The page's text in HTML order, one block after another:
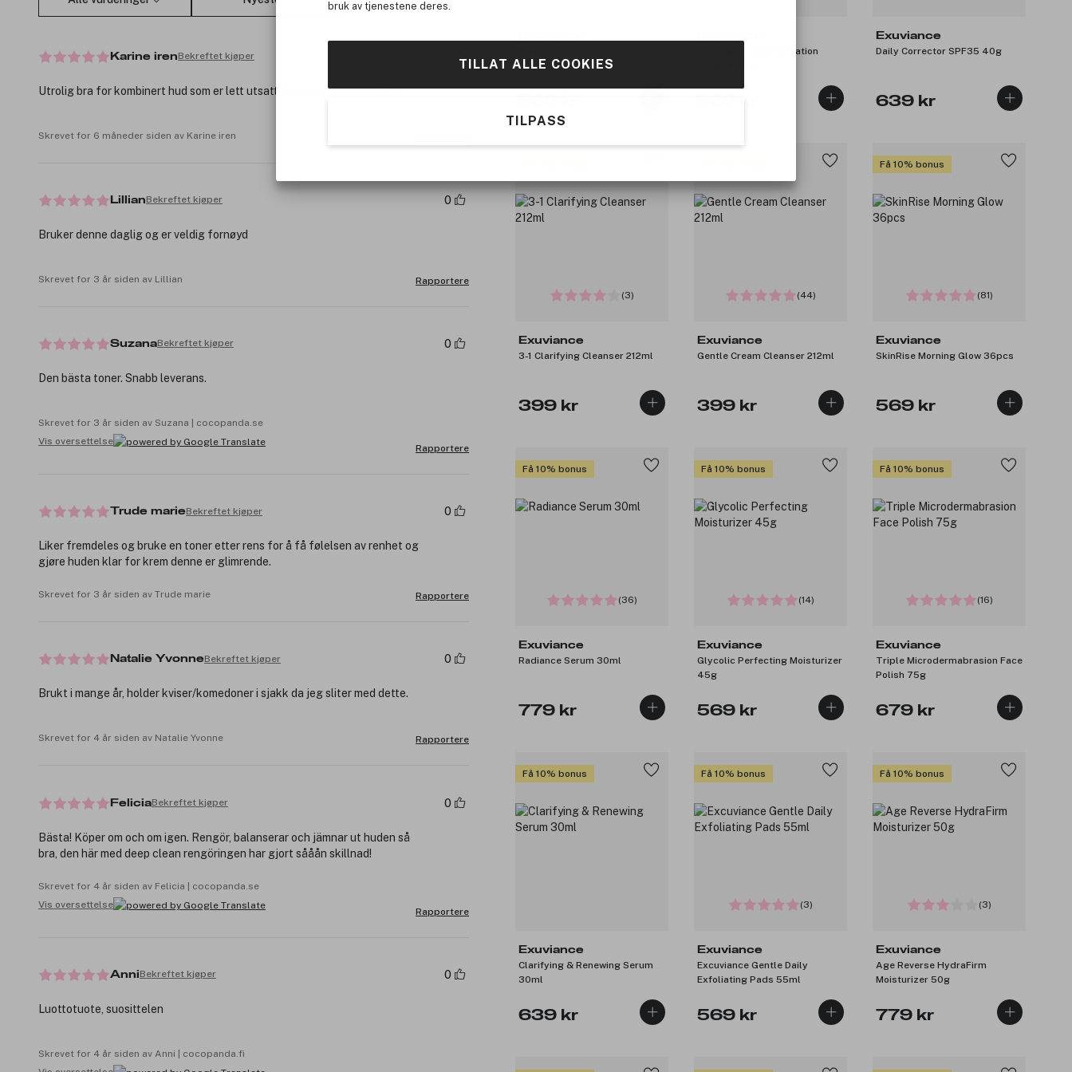
bruk av tjenestene deres.
TILLAT ALLE COOKIES
TILPASS
Overnight Transformation
Exuviance
Daily Corrector SPF35 40g
639 kr
(3)
Exuviance
3-1 Clarifying Cleanser 212ml
399 kr
(44)
Exuviance
Gentle Cream Cleanser 212ml
399 kr
Få 10% bonus
(81)
Exuviance
SkinRise Morning Glow 36pcs
569 kr
Få 10% bonus
(36)
Exuviance
Radiance Serum 30ml
779 kr
Få 10% bonus
(14)
Exuviance
Glycolic Perfecting Moisturizer
45g
569 kr
Få 10% bonus
(16)
Exuviance
Triple Microdermabrasion Face
Polish 75g
679 kr
Få 10% bonus
Exuviance
Clarifying & Renewing Serum
30ml
639 kr
Få 10% bonus
(3)
Exuviance
Excuviance Gentle Daily
Exfoliating Pads 55ml
569 kr
Få 10% bonus
(3)
Exuviance
Age Reverse HydraFirm
Moisturizer 50g
779 kr
Karine irenBekreftet kjøper
Utrolig bra for kombinert hud som er lett utsatt for kviser. Ikke for sterk
Skrevet for 6 måneder siden av Karine iren
LillianBekreftet kjøper 0
Bruker denne daglig og er veldig fornøyd
Skrevet for 3 år siden av Lillian Rapportere
SuzanaBekreftet kjøper 0
Den bästa toner. Snabb leverans.
Skrevet for 3 år siden av Suzana | cocopanda.se
Vis oversettelse
Rapportere
Trude marieBekreftet kjøper 0
Liker fremdeles og bruke en toner etter rens for å få følelsen av renhet og
gjøre huden klar for krem denne er glimrende.
Skrevet for 3 år siden av Trude marie Rapportere
Natalie YvonneBekreftet kjøper 0
Brukt i mange år, holder kviser/komedoner i sjakk da jeg sliter med dette.
Skrevet for 4 år siden av Natalie Yvonne Rapportere
FeliciaBekreftet kjøper 0
Bästa! Köper om och om igen. Rengör, balanserar och jämnar ut huden så
bra, den här med deep clean rengöringen har gjort sååån skillnad!
Skrevet for 4 år siden av Felicia | cocopanda.se
Vis oversettelse
Rapportere
AnniBekreftet kjøper 0
Luottotuote, suosittelen
Skrevet for 4 år siden av Anni | cocopanda.fi